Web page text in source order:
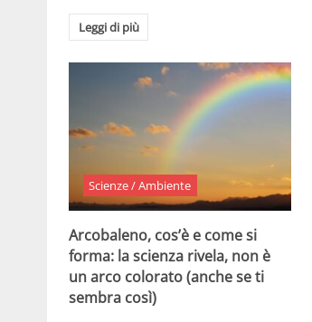
Leggi di più
Scienze / Ambiente
Arcobaleno, cos’è e come si
forma: la scienza rivela, non è
un arco colorato (anche se ti
sembra così)